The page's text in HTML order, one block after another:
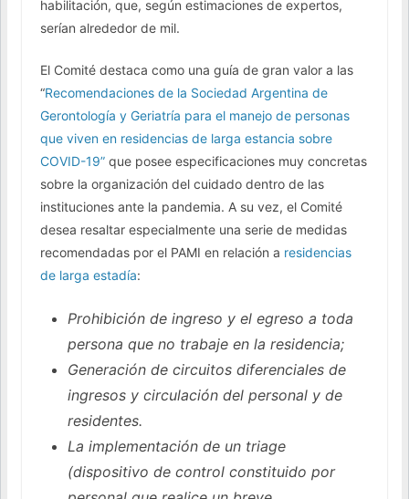
habilitación, que, según estimaciones de expertos,
serían alrededor de mil.
El Comité destaca como una guía de gran valor a las
“Recomendaciones de la Sociedad Argentina de
Gerontología y Geriatría para el manejo de personas
que viven en residencias de larga estancia sobre
COVID-19”que posee especificaciones muy concretas
sobre la organización del cuidado dentro de las
instituciones ante la pandemia. A su vez, el Comité
desea resaltar especialmente una serie de medidas
recomendadas por el PAMI en relación a residencias
de larga estadía:
Prohibición de ingreso y el egreso a toda
persona que no trabaje en la residencia;
Generación de circuitos diferenciales de
ingresos y circulación del personal y de
residentes.
La implementación de un triage
(dispositivo de control constituido por